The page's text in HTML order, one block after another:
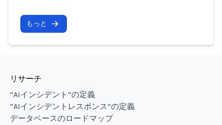
もっと
リサーチ
“AIインシデント”の定義
“AIインシデントレスポンス”の定義
データベースのロードマップ